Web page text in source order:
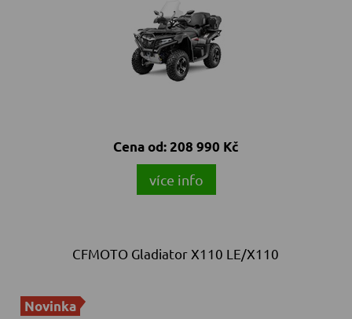
Cena od: 208 990 Kč
více info
CFMOTO Gladiator X110 LE/X110
Novinka